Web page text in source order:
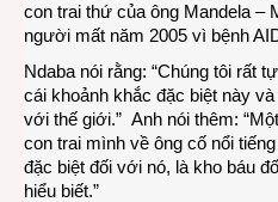
con trai thứ của ông Mandela –
người mất năm 2005 vì bệnh
Ndaba nói rằng: “Chúng tôi rất
cái khoảnh khắc đặc biệt này
với thế giới.” Anh nói thêm:
con trai mình về ông cố nổi
đặc biệt đối với nó, là kho báu
hiểu biết.”